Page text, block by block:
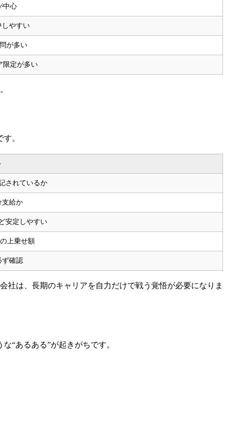
中心
しやすい
が多い
限定が多い
。
されているか
支給か
安定しやすい
上乗せ額
ず確認
社は、長期のキャリアを自力だけで戦う覚悟が必要になりま
“あるある”が起きがちです。